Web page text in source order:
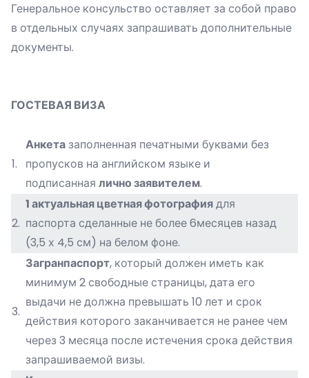
Генеральное консульство оставляет за собой право
в отдельных случаях запрашивать дополнительные
документы.
ГОСТЕВАЯ ВИЗА
1.
Анкета заполненная печатными буквами без
пропусков на английском языке и
подписанная лично заявителем.
2.
1 актуальная цветная фотографиядля
паспорта сделанные не более 6месяцев назад
(3,5 х 4,5 см) на белом фоне.
3.
Загранпаспорт, который должен иметь как
минимум 2 свободные страницы, дата его
выдачи не должна превышать 10 лет и срок
действия которого заканчивается не ранее чем
через 3 месяца после истечения срока действия
запрашиваемой визы.